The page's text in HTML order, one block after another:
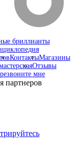
бриллианты
КонтактыМагазины
Отзывы
мне
партнеров